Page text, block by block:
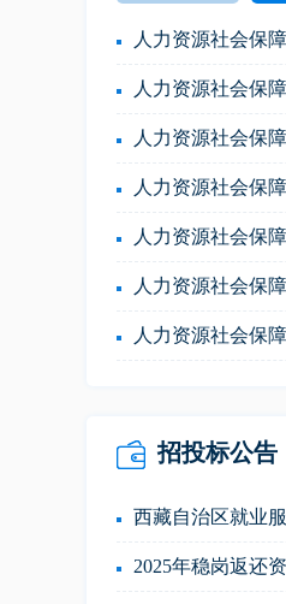
人力资源社会保
人力资源社会保
人力资源社会保
招投标公告